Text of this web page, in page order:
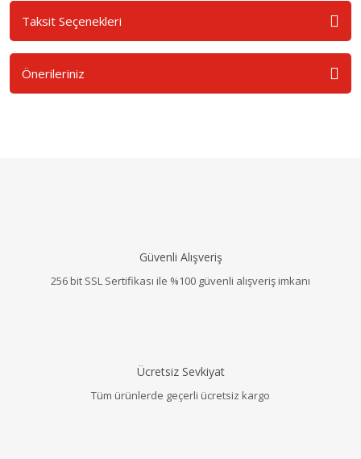
Taksit Seçenekleri
Önerileriniz
Güvenli Alışveriş
256 bit SSL Sertifikası ile %100 güvenli alışveriş imkanı
Ücretsiz Sevkiyat
Tüm ürünlerde geçerli ücretsiz kargo